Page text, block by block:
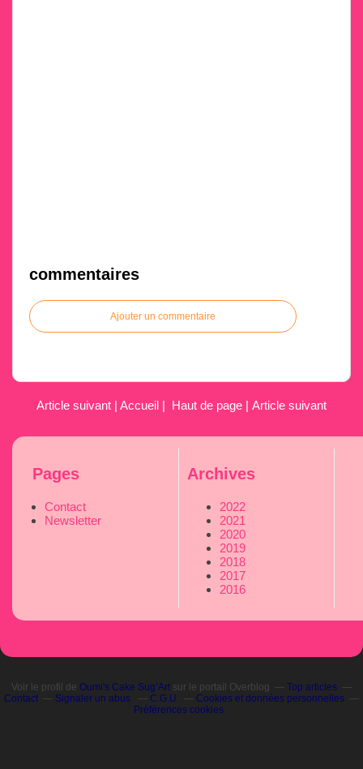
commentaires
Ajouter un commentaire
Article suivant | Accueil | Haut de page | Article suivant
Pages
Contact
Newsletter
Archives
2022
2021
2020
2019
2018
2017
2016
Voir le profil de Oumi's Cake Sug’Art sur le portail Overblog
Top articles
Contact
Signaler un abus C.G.U.
Cookies et données personnelles
Préférences cookies